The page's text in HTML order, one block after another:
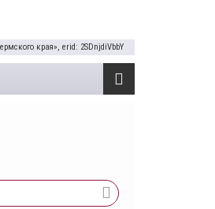
края», erid: 2SDnjdiVbbY